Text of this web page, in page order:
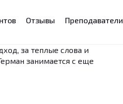
Отзывы Преподаватели
за теплые слова и
занимается с еще